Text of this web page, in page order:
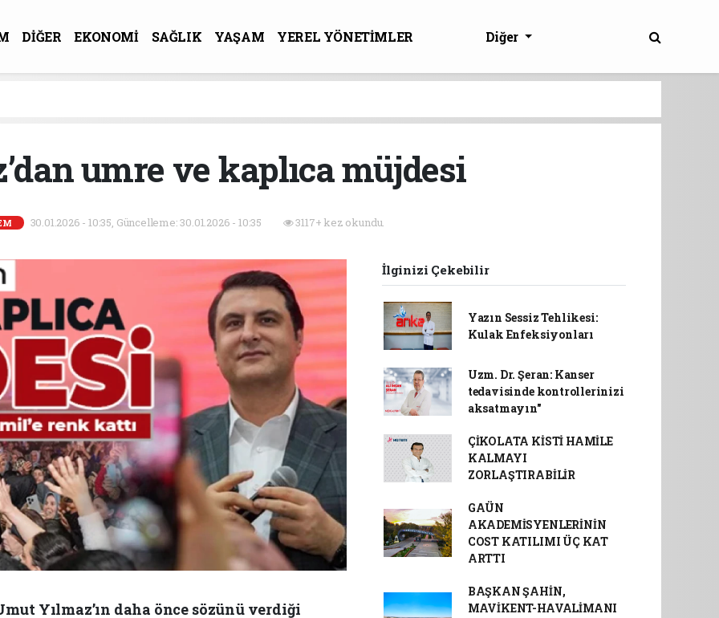
DİĞER EKONOMİ SAĞLIK YAŞAM
YEREL YÖNETİMLER
Diğer
umre ve kaplıca müjdesi
30.01.2026 - 10:35, Güncelleme: 30.01.2026 - 10:35 3117+ kez okundu.
Yılmaz’ın daha önce sözünü verdiği
İlginizi Çekebilir
Yazın Sessiz Tehlikesi:
Kulak Enfeksiyonları
Uzm. Dr. Şeran: Kanser
tedavisinde kontrollerinizi
aksatmayın"
ÇİKOLATA KİSTİ HAMİLE
KALMAYI
ZORLAŞTIRABİLİR
GAÜN
AKADEMİSYENLERİNİN
COST KATILIMI ÜÇ KAT
ARTTI
BAŞKAN ŞAHİN,
MAVİKENT-HAVALİMANI